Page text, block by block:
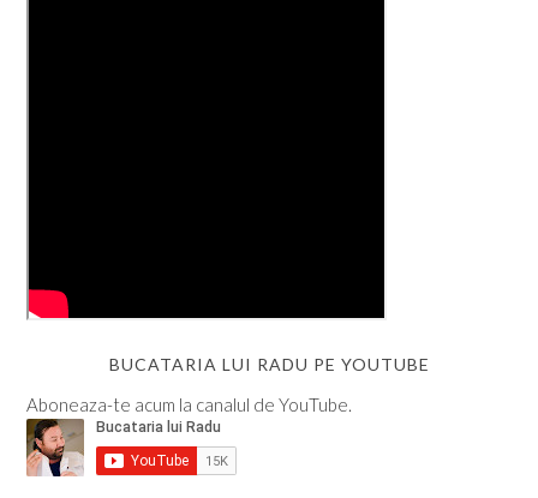
BUCATARIA LUI RADU PE YOUTUBE
Aboneaza-te acum la canalul de YouTube.